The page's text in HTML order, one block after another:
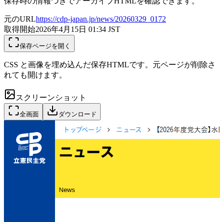
元のURLhttps://cdp-japan.jp/news/20260329_0172
取得開始2026年4月15日 01:34 JST
保存ページを開く
CSS と画像を埋め込んだ保存HTMLです。元ページが削除さ
れても開けます。
スクリーンショット
全画面 ダウンロード